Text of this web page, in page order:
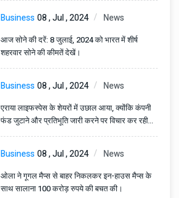
Business08 , Jul , 2024 News
आज सोने की दरें: 8 जुलाई, 2024 को भारत में शीर्ष
शहरवार सोने की कीमतें देखें।
Business08 , Jul , 2024 News
एराया लाइफस्पेस के शेयरों में उछाल आया, क्योंकि कंपनी
फंड जुटाने और प्रतिभूति जारी करने पर विचार कर रही
है।
Business08 , Jul , 2024 News
ओला ने गूगल मैप्स से बाहर निकलकर इन-हाउस मैप्स के
साथ सालाना 100 करोड़ रुपये की बचत की।